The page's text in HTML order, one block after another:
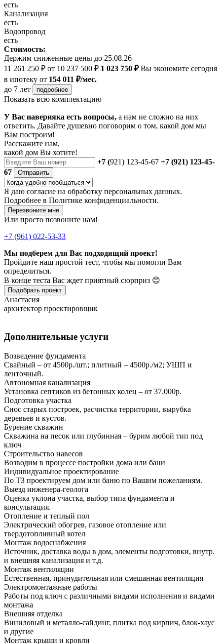
есть
Канализация
есть
Водопровод
есть
Стоимость:
Держим сниженные цены до 25.08.26
11 261 250 ₽ от 10 237 500 ₽ 1 023 750 ₽Вы экономите сегодня
в ипотеку от 154 011 ₽/мес.
до 7 лет
подробнее
Показать всю комплектацию
У Вас наверняка есть вопросы, а нам не сложно на них
ответить. Давайте душевно поговорим о том, какой дом мы
Вам построим!
Расскажите нам,
какой дом Вы хотите!
+7 (921) 123-45-67 +7 (921) 123-45-
67
Отправить
Я даю согласие на обработку персональных данных.
Подробнее в Политике конфиденциальности.
Перезвоните мне
Или просто позвоните нам!
+7 (961) 022-53-33
Мы подберем для Вас подходящий проект!
Пройдите наш простой тест, чтобы мы помогли Вам
определиться.
В конце теста Вас ждет приятный сюрприз 😊
Подобрать проект
Анастасия
архитектор проектировщик
Дополнительные услуги
Возведение фундамента
Свайный – от 4500р./шт.; плитный – 4500р./м2; УШП и
ленточный.
Автономная канализация
Установка септиков из бетонных колец – от 37.000р.
Подготовка участка
Снос старых построек, расчистка территории, вырубка
деревьев и кустов.
Бурение скважин
Скважина на песок или глубинная – бурим любой тип под
ключ
Строительство навесов
Возводим в процессе постройки дома или бани
Индивидуальное проектирование
По ТЗ проектируем дом или баню по Вашим пожеланиям.
Выезд инженера-геолога
Оценка уклона участка, выбор типа фундамента и
консультация.
Отопление и теплый пол
Электрический обогрев, газовое отопление или
твердотопливный котел
Монтаж водоснабжения
Источник, доставка воды в дом, элементы подготовки, внутр.
и внешняя канализация и т.д.
Монтаж вентиляции
Естественная, принудительная или смешанная вентиляция
Электромонтажные работы
Работы под ключ с различными видами исполнения и видами
монтажа
Внешняя отделка
Виниловый и металло-сайдинг, плитка под кирпич, блок-хаус
и другие
Монтаж крыши и кровли